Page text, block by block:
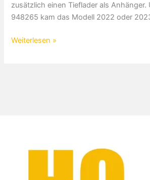
zusätzlich einen Tieflader als Anhänger.
948265 kam das Modell 2022 oder
MAN
Weiterlesen »